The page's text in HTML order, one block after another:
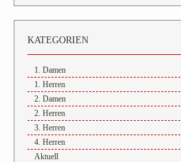
KATEGORIEN
1. Damen
1. Herren
2. Damen
2. Herren
3. Herren
4. Herren
Aktuell